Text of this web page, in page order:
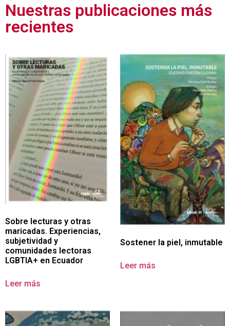
Nuestras publicaciones más
recientes
Sobre lecturas y otras
maricadas. Experiencias,
subjetividad y
comunidades lectoras
LGBTIA+ en Ecuador
Leer más
Sostener la piel, inmutable
Leer más